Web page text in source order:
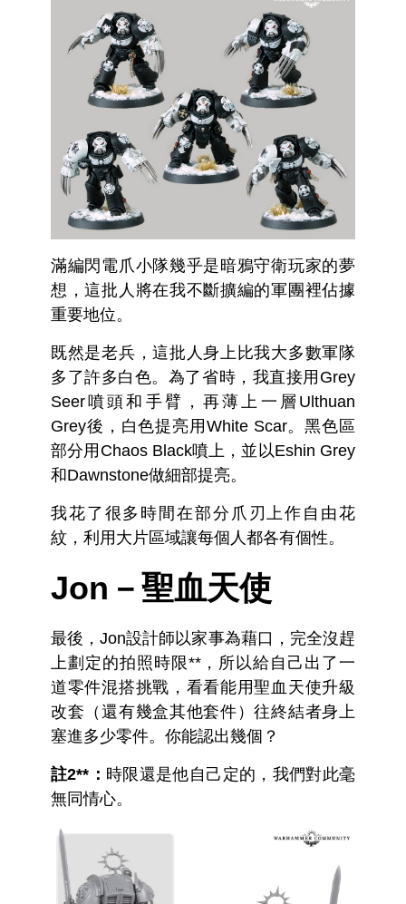
滿編閃電爪小隊幾乎是暗鴉守衛玩家的夢
想，這批人將在我不斷擴編的軍團裡佔據
重要地位。
既然是老兵，這批人身上比我大多數軍隊
多了許多白色。為了省時，我直接用Grey
Seer噴頭和手臂，再薄上一層Ulthuan
Grey後，白色提亮用White Scar。黑色區
部分用Chaos Black噴上，並以Eshin Grey
和Dawnstone做細部提亮。
我花了很多時間在部分爪刃上作自由花
紋，利用大片區域讓每個人都各有個性。
Jon－聖血天使
最後，Jon設計師以家事為藉口，完全沒趕
上劃定的拍照時限**，所以給自己出了一
道零件混搭挑戰，看看能用聖血天使升級
改套（還有幾盒其他套件）往終結者身上
塞進多少零件。你能認出幾個？
註2**： 時限還是他自己定的，我們對此毫
無同情心。